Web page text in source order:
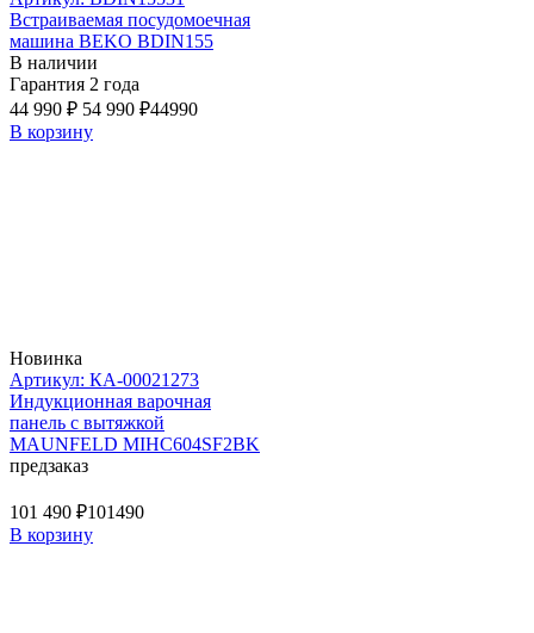
Встраиваемая посудомоечная
машина BEKO BDIN155
В наличии
Гарантия 2 года
44 990 ₽ 54 990 ₽44990
В корзину
Новинка
Артикул: КА-00021273
Индукционная варочная
панель с вытяжкой
MAUNFELD MIHC604SF2BK
предзаказ
101 490 ₽101490
В корзину